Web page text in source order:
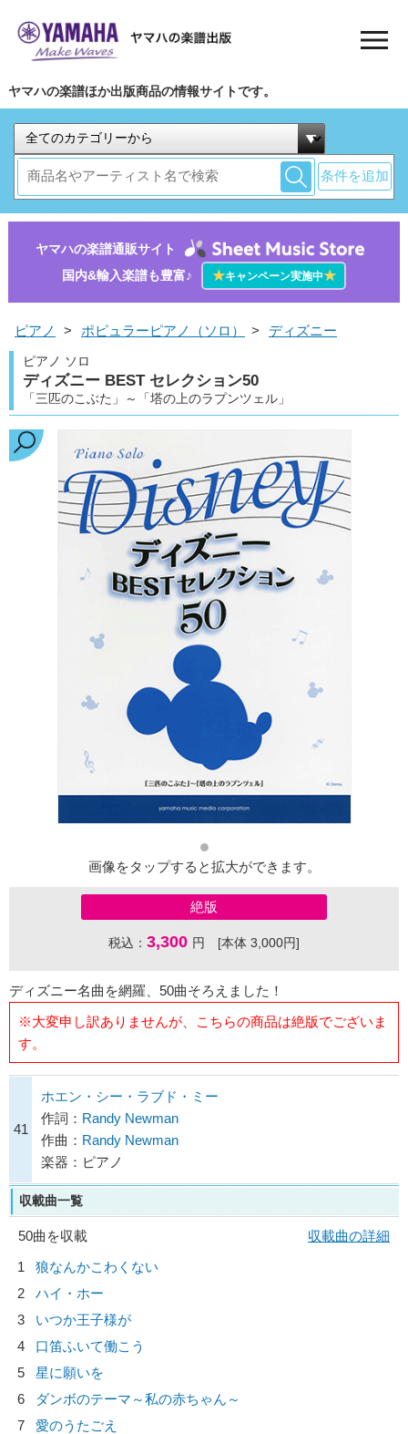
ヤマハの楽譜ほか出版商品の情報サイトです。
条件を追加
ヤマハの楽譜通販サイト
国内&輸入楽譜も豊富♪
★キャンペーン実施中★
ピアノ > ポピュラーピアノ（ソロ） > ディズニー
ピアノ ソロ
ディズニー BEST セレクション50
「三匹のこぶた」～「塔の上のラプンツェル」
画像をタップすると拡大ができます。
絶版
税込： 3,300 円 [本体 3,000円]
ディズニー名曲を網羅、50曲そろえました！
※大変申し訳ありませんが、こちらの商品は絶版でございま
す。
41
ホエン・シー・ラブド・ミー
作詞： Randy Newman
作曲： Randy Newman
楽器：ピアノ
収載曲一覧
50曲を収載
収載曲の詳細
1
狼なんかこわくない
2
ハイ・ホー
3
いつか王子様が
4
口笛ふいて働こう
5
星に願いを
6
ダンボのテーマ～私の赤ちゃん～
7
愛のうたごえ